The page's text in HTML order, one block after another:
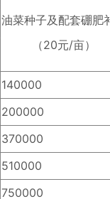
油菜种子及配套硼肥
（20元/亩）
140000
200000
370000
510000
750000